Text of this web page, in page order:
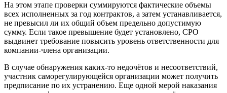
На этом этапе проверки суммируются фактические объемы
всех исполненных за год контрактов, а затем устанавливается,
не превысил ли их общий объем предельно допустимую
сумму. Если такое превышение будет установлено, СРО
выдвинет требование повысить уровень ответственности для
компании-члена организации.
В случае обнаружения каких-то недочётов и несоответствий,
участник саморегулирующейся организации может получить
предписание по их устранению. Еще одной мерой наказания